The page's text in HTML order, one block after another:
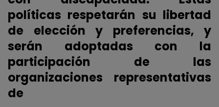
políticas respetarán su libertad
de elección y preferencias, y
serán adoptadas con la
participación de las
organizaciones representativas
de